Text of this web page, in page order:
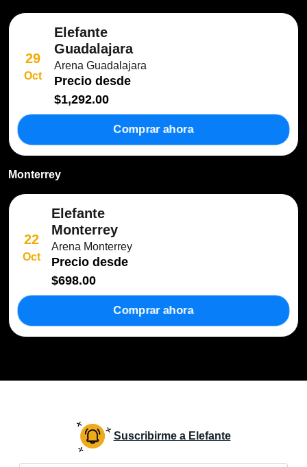
29
Oct
Elefante
Guadalajara
Arena Guadalajara
Precio desde
$1,292.00
Comprar ahora
Monterrey
22
Oct
Elefante
Monterrey
Arena Monterrey
Precio desde
$698.00
Comprar ahora
Suscribirme a Elefante